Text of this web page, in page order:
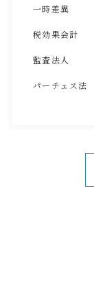
一時差異
税効果会計
監査法人
パーチェス法